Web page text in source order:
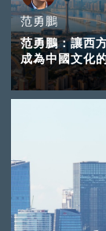
范勇鵬
范勇鵬：讓西
成為中國文化